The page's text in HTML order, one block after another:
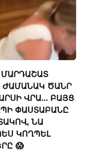
ԺԱՄԱՆԱԿ ԾԱՆՐ
ՎՐԱ… ԲԱՅՑ
ՓԱՍՏԱԲԱՆԸ
ՆԱ
ԿՈՂՊԵԼ
😱